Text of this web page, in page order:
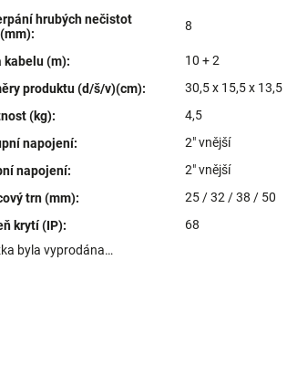
hrubých nečistot
:
8
kabelu (m):
10 + 2
produktu (d/š/v)(cm):
30,5 x 15,5 x 13,5
(kg):
4,5
napojení:
2" vnější
napojení:
2" vnější
trn (mm):
25 / 32 / 38 / 50
krytí (IP):
68
byla vyprodána…